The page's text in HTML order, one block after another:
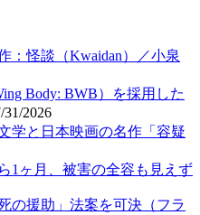
：怪談（Kwaidan）／小泉
Body: BWB）を採用した
31/2026
学と日本映画の名作「容疑
1ヶ月、被害の全容も見えず
の援助」法案を可決（フラ